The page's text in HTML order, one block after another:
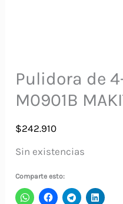
Pulidora de
M0901B
$242.910
Sin existencias
Comparte esto: